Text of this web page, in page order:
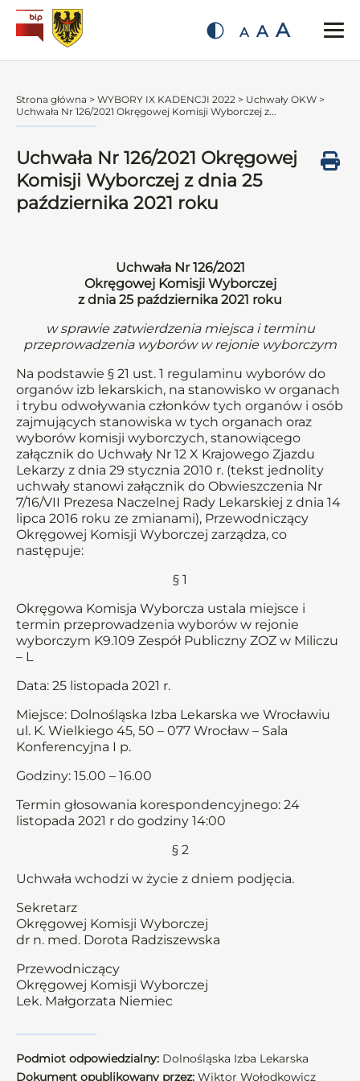
A A A
Strona główna > WYBORY IX KADENCJI 2022 > Uchwały OKW >
Uchwała Nr 126/2021 Okręgowej Komisji Wyborczej z...
Uchwała Nr 126/2021 Okręgowej
Komisji Wyborczej z dnia 25
października 2021 roku
Uchwała Nr 126/2021
Okręgowej Komisji Wyborczej
z dnia 25 października 2021 roku
w sprawie zatwierdzenia miejsca i terminu
przeprowadzenia wyborów w rejonie wyborczym
Na podstawie § 21 ust. 1 regulaminu wyborów do
organów izb lekarskich, na stanowisko w organach
i trybu odwoływania członków tych organów i osób
zajmujących stanowiska w tych organach oraz
wyborów komisji wyborczych, stanowiącego
załącznik do Uchwały Nr 12 X Krajowego Zjazdu
Lekarzy z dnia 29 stycznia 2010 r. (tekst jednolity
uchwały stanowi załącznik do Obwieszczenia Nr
7/16/VII Prezesa Naczelnej Rady Lekarskiej z dnia 14
lipca 2016 roku ze zmianami), Przewodniczący
Okręgowej Komisji Wyborczej zarządza, co
następuje:
§ 1
Okręgowa Komisja Wyborcza ustala miejsce i
termin przeprowadzenia wyborów w rejonie
wyborczym K9.109 Zespół Publiczny ZOZ w Miliczu
– L
Data: 25 listopada 2021 r.
Miejsce: Dolnośląska Izba Lekarska we Wrocławiu
ul. K. Wielkiego 45, 50 – 077 Wrocław – Sala
Konferencyjna I p.
Godziny: 15.00 – 16.00
Termin głosowania korespondencyjnego: 24
listopada 2021 r do godziny 14:00
§ 2
Uchwała wchodzi w życie z dniem podjęcia.
Sekretarz
Okręgowej Komisji Wyborczej
dr n. med. Dorota Radziszewska
Przewodniczący
Okręgowej Komisji Wyborczej
Lek. Małgorzata Niemiec
Podmiot odpowiedzialny: Dolnośląska Izba Lekarska
Dokument opublikowany przez: Wiktor Wołodkowicz